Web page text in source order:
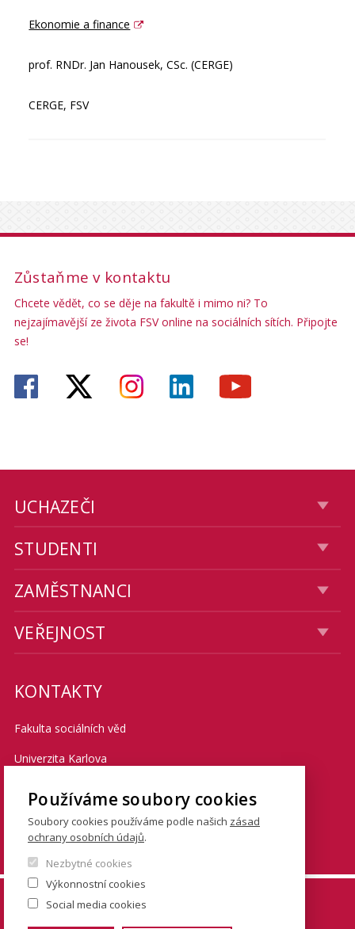
Ekonomie a finance
prof. RNDr. Jan Hanousek, CSc. (CERGE)
CERGE, FSV
Zůstaňme v kontaktu
Chcete vědět, co se děje na fakultě i mimo ni? To
nejzajímavější ze života FSV online na sociálních sítích. Připojte
se!
UCHAZEČI
STUDENTI
ZAMĚSTNANCI
VEŘEJNOST
KONTAKTY
Fakulta sociálních věd
Univerzita Karlova
Praha 1 110 01
Tel.: + 420 222 112 111
© FSV UK 2026, photo: UK ,
Používáme soubory cookies
Soubory cookies používáme podle našich zásad
ochrany osobních údajů.
Nezbytné cookies
Výkonnostní cookies
Social media cookies